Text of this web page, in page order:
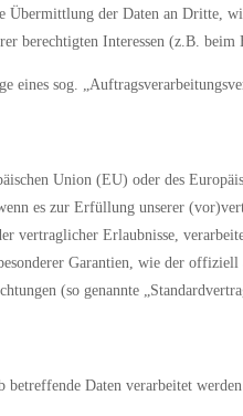
Übermittlung der Daten an
berechtigten Interessen (z.B.
sog.
Union (EU) oder des
es zur Erfüllung unserer
vertraglicher Erlaubnisse,
Garantien, wie der
(so genannte
betreffende Daten verarbeitet